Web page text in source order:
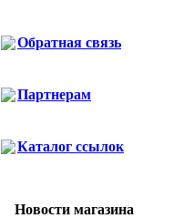
Обратная связь
Партнерам
Каталог ссылок
Новости магазина